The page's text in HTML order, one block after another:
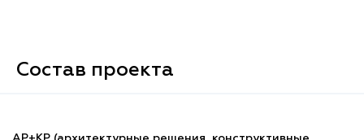
Состав проекта